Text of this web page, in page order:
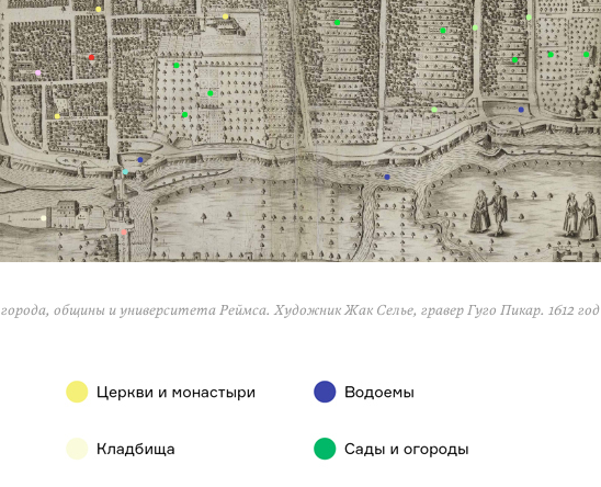
общины и университета Реймса. Художник Жак Селье, гравер Гуго Пикар. 1612 год